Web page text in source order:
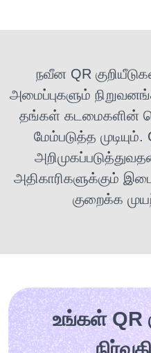
நவீன QR
அமைப்புகளும்
தங்கள் கடமைகளின்
மேம்படுத்த
அதிகாரிகளுக்கும்
குறைக்க
உங்கள் QR